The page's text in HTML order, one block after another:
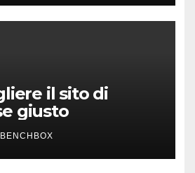
il sito di
giusto
BENCHBOX